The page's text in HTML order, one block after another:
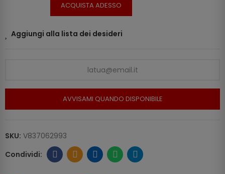
ACQUISTA ADESSO
Aggiungi alla lista dei desideri
AVVISAMI QUANDO DISPONIBILE
SKU: V837062993